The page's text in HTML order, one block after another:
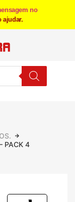
no
ajudar.
PACK 4